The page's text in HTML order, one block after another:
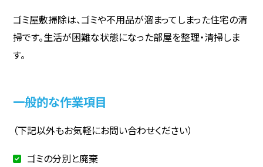
ゴミ屋敷掃除は、ゴミや不用品が溜まってしまった住宅の清
掃です。生活が困難な状態になった部屋を整理・清掃しま
す。
一般的な作業項目
（下記以外もお気軽にお問い合わせください）
ゴミの分別と廃棄